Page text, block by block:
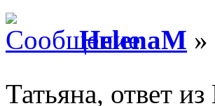
HelenaM »
Татьяна, ответ